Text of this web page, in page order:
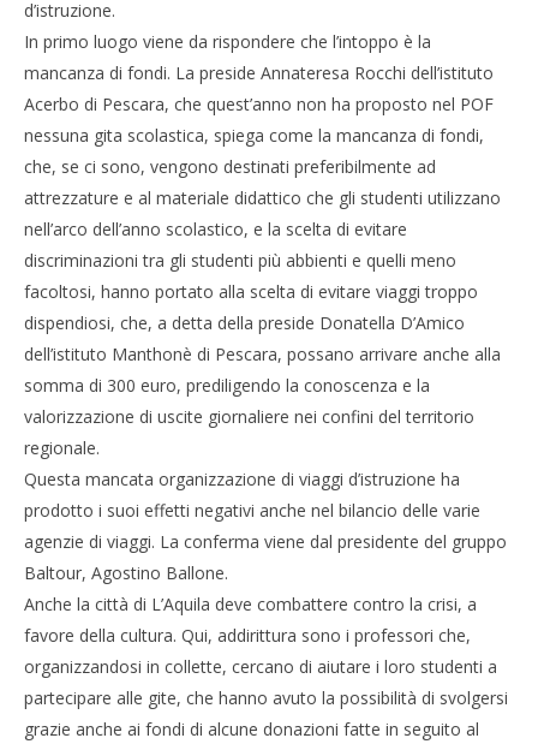
d’istruzione.
In primo luogo viene da rispondere che l’intoppo è la
mancanza di fondi. La preside Annateresa Rocchi dell’istituto
Acerbo di Pescara, che quest’anno non ha proposto nel POF
nessuna gita scolastica, spiega come la mancanza di fondi,
che, se ci sono, vengono destinati preferibilmente ad
attrezzature e al materiale didattico che gli studenti utilizzano
nell’arco dell’anno scolastico, e la scelta di evitare
discriminazioni tra gli studenti più abbienti e quelli meno
facoltosi, hanno portato alla scelta di evitare viaggi troppo
dispendiosi, che, a detta della preside Donatella D’Amico
dell’istituto Manthonè di Pescara, possano arrivare anche alla
somma di 300 euro, prediligendo la conoscenza e la
valorizzazione di uscite giornaliere nei confini del territorio
regionale.
Questa mancata organizzazione di viaggi d’istruzione ha
prodotto i suoi effetti negativi anche nel bilancio delle varie
agenzie di viaggi. La conferma viene dal presidente del gruppo
Baltour, Agostino Ballone.
Anche la città di L’Aquila deve combattere contro la crisi, a
favore della cultura. Qui, addirittura sono i professori che,
organizzandosi in collette, cercano di aiutare i loro studenti a
partecipare alle gite, che hanno avuto la possibilità di svolgersi
grazie anche ai fondi di alcune donazioni fatte in seguito al